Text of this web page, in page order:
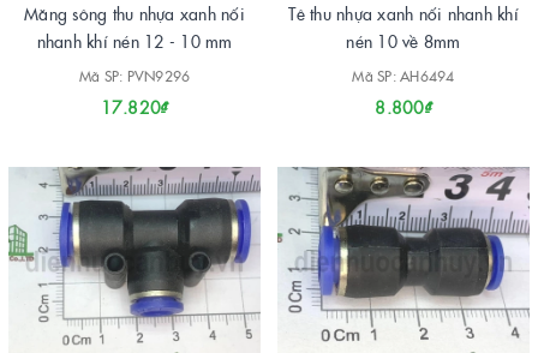
Măng sông thu nhựa xanh nối
nhanh khí nén 12 - 10 mm
Mã SP: PVN9296
17.820₫
Tê thu nhựa xanh nối nhanh khí
nén 10 về 8mm
Mã SP: AH6494
8.800₫